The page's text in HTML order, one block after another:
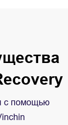
с помощью